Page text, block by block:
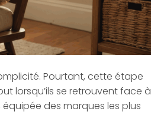
Pourtant, cette étape
lorsqu’ils se retrouvent face à
des marques les plus